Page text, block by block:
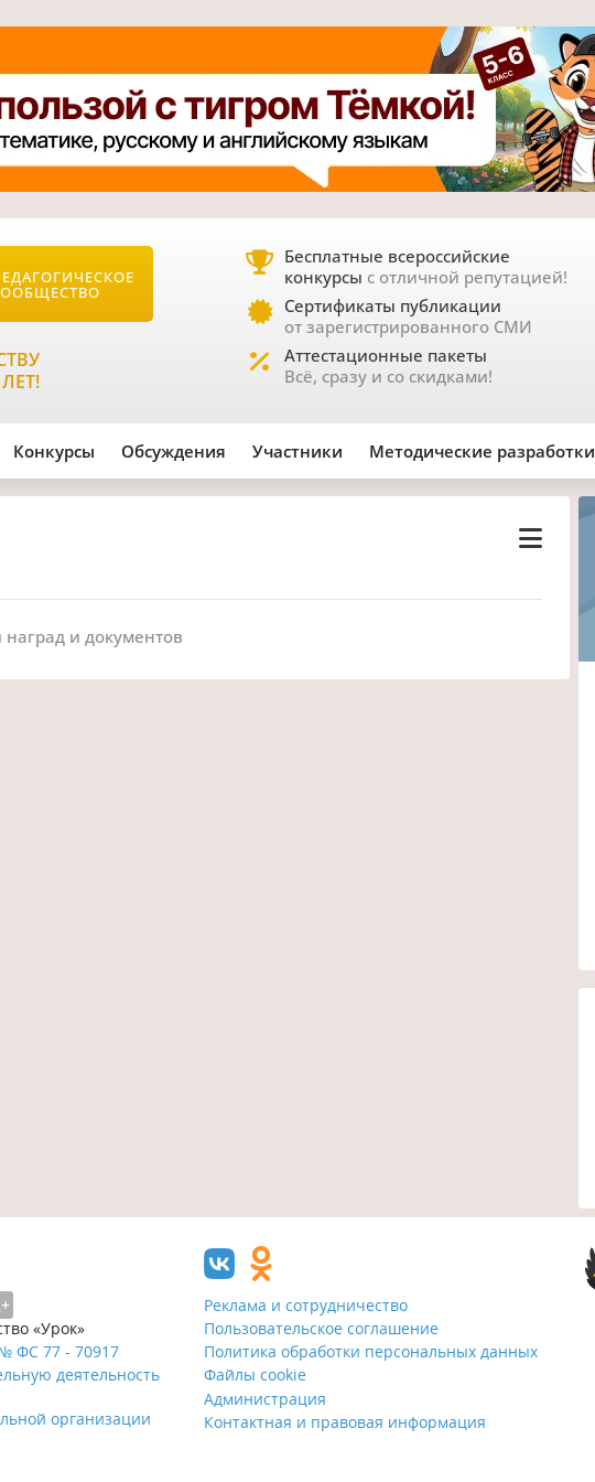
Бесплатные всероссийские
конкурсы с отличной репутацией!
Сертификаты публикации
от зарегистрированного СМИ
Аттестационные пакеты
Всё, сразу и со скидками!
Конкурсы Обсуждения Участники Методические разработки
и документов
«Урок»
ФС 77 - 70917
деятельность
организации
Реклама и сотрудничество
Пользовательское соглашение
Политика обработки персональных данных
Файлы cookie
Администрация
Контактная и правовая информация